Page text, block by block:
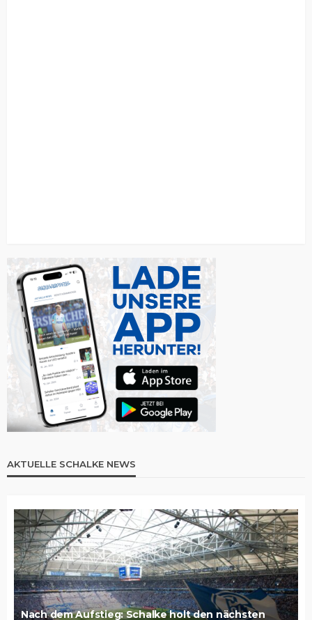
AKTUELLE SCHALKE NEWS
Nach dem Aufstieg: Schalke holt den nächsten